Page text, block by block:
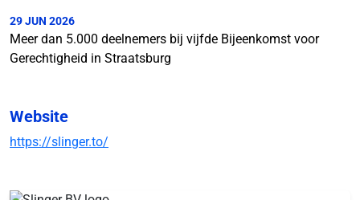
29 JUN 2026
Meer dan 5.000 deelnemers bij vijfde Bijeenkomst voor
Gerechtigheid in Straatsburg
Website
https://slinger.to/